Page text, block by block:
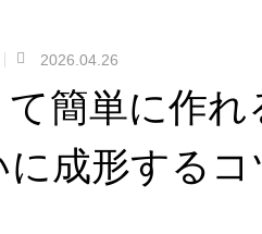
2026.04.26
簡単に作れ
に成形する